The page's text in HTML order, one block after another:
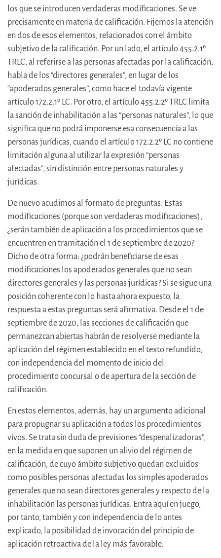
los que se introducen verdaderas modificaciones. Se ve
precisamente en materia de calificación. Fijemos la atención
en dos de esos elementos, relacionados con el ámbito
subjetivo de la calificación. Por un lado, el artículo 455.2.1º
TRLC, al referirse a las personas afectadas por la calificación,
habla de los “directores generales”, en lugar de los
“apoderados generales”, como hace el todavía vigente
artículo 172.2.1º LC. Por otro, el artículo 455.2.2º TRLC limita
la sanción de inhabilitación a las “personas naturales”, lo que
significa que no podrá imponerse esa consecuencia a las
personas jurídicas, cuando el artículo 172.2.2º LC no contiene
limitación alguna al utilizar la expresión “personas
afectadas”, sin distinción entre personas naturales y
jurídicas.
De nuevo acudimos al formato de preguntas. Estas
modificaciones (porque son verdaderas modificaciones),
¿serán también de aplicación a los procedimientos que se
encuentren en tramitación el 1 de septiembre de 2020?
Dicho de otra forma: ¿podrán beneficiarse de esas
modificaciones los apoderados generales que no sean
directores generales y las personas jurídicas? Si se sigue una
posición coherente con lo hasta ahora expuesto, la
respuesta a estas preguntas será afirmativa. Desde el 1 de
septiembre de 2020, las secciones de calificación que
permanezcan abiertas habrán de resolverse mediante la
aplicación del régimen establecido en el texto refundido,
con independencia del momento de inicio del
procedimiento concursal o de apertura de la sección de
calificación.
En estos elementos, además, hay un argumento adicional
para propugnar su aplicación a todos los procedimientos
vivos. Se trata sin duda de previsiones “despenalizadoras”,
en la medida en que suponen un alivio del régimen de
calificación, de cuyo ámbito subjetivo quedan excluidos
como posibles personas afectadas los simples apoderados
generales que no sean directores generales y respecto de la
inhabilitación las personas jurídicas. Entra aquí en juego,
por tanto, también y con independencia de lo antes
explicado, la posibilidad de invocación del principio de
aplicación retroactiva de la ley más favorable.